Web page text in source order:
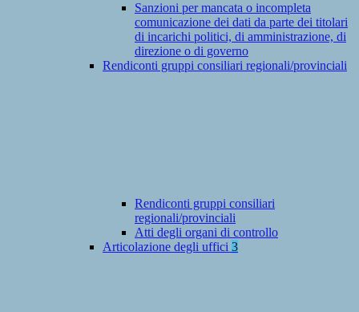
Sanzioni per mancata o incompleta
comunicazione dei dati da parte dei titolari
di incarichi politici, di amministrazione, di
direzione o di governo
Rendiconti gruppi consiliari regionali/provinciali
Rendiconti gruppi consiliari
regionali/provinciali
Atti degli organi di controllo
Articolazione degli uffici 3